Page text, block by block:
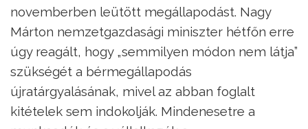
novemberben leütött megállapodást. Nagy
Márton nemzetgazdasági miniszter hétfőn erre
úgy reagált, hogy „semmilyen módon nem látja”
szükségét a bérmegállapodás
újratárgyalásának, mivel az abban foglalt
kitételek sem indokolják. Mindenesetre a